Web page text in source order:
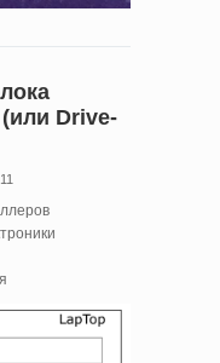
Drive-
11